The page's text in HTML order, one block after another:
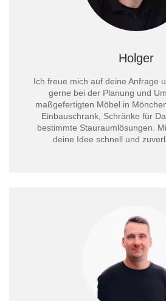
Holger
Ich freue mich auf deine Anfrage
gerne bei der Planung und
maßgefertigten Möbel in
Einbauschrank, Schränke für
bestimmte Stauraumlösungen.
deine Idee schnell und